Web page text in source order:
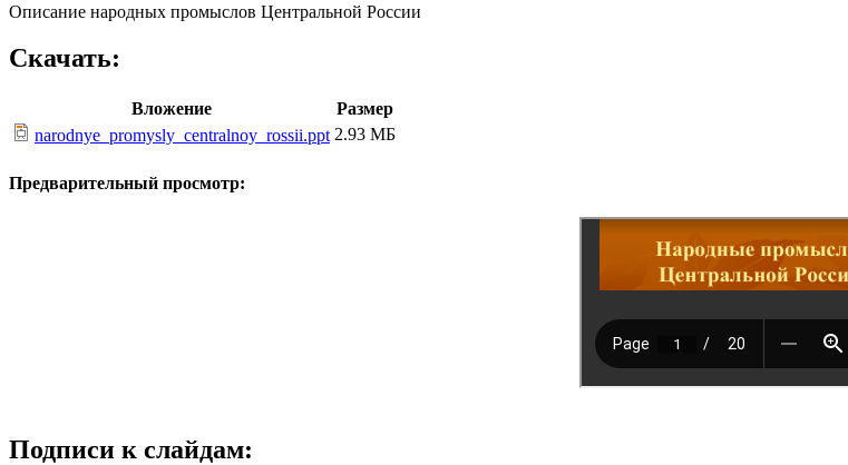
Описание народных промыслов Центральной России
Скачать:
Вложение
Размер
narodnye_promysly_centralnoy_rossii.ppt 2.93 МБ
Предварительный просмотр:
Подписи к слайдам: